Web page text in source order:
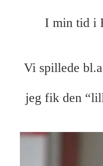
I min tid i
Vi spillede
jeg fik den